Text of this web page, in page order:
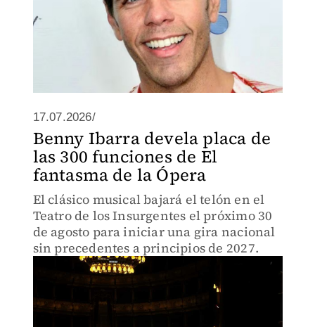
17.07.2026/
Benny Ibarra devela placa de
las 300 funciones de El
fantasma de la Ópera
El clásico musical bajará el telón en el
Teatro de los Insurgentes el próximo 30
de agosto para iniciar una gira nacional
sin precedentes a principios de 2027.